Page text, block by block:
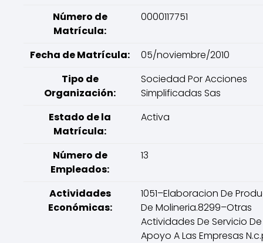
Número de
Matrícula:
0000117751
Fecha de Matrícula:
05/noviembre/2010
Tipo de
Organización:
Sociedad Por Acciones
Simplificadas Sas
Estado de la
Matrícula:
Activa
Número de
Empleados:
13
Actividades
Económicas:
1051–Elaboracion De
De Molineria.8299–Otras
Actividades De Servicio De
Apoyo A Las Empresas